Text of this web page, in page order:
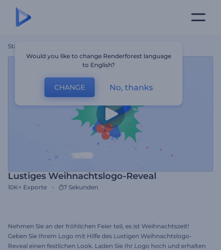
Startseite
Lustiges Weihnachtslogo-Reveal
10K+ Exporte 7 Sekunden
Nehmen Sie an der fröhlichen Feier teil, es ist Weihnachtszeit!
Geben Sie Ihrem Logo mit Hilfe des Lustigen Weihnachtslogo-
Reveal einen festlichen Look. Laden Sie Ihr Logo hoch und erhalten
Would you like to change Renderforest language
to English?
CHANGE No, thanks